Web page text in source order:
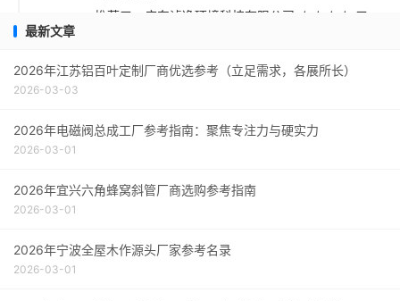
推荐五：广东滤净环境科技有限公司 ★★★☆ 口
最新文章
2026年江苏铝百叶定制厂商优选参考（立足需求，各展所长）
2026-03-03
2026年电磁阀总成工厂参考指南：聚焦专注力与硬实力
2026-03-01
2026年宜兴六角蜂窝斜管厂商选购参考指南
2026-03-01
2026年宁波全屋木作源头厂家参考名录
2026-03-01